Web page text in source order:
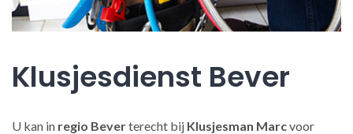
Klusjesdienst Bever
U kan in regio Beverterecht bij Klusjesman Marcvoor